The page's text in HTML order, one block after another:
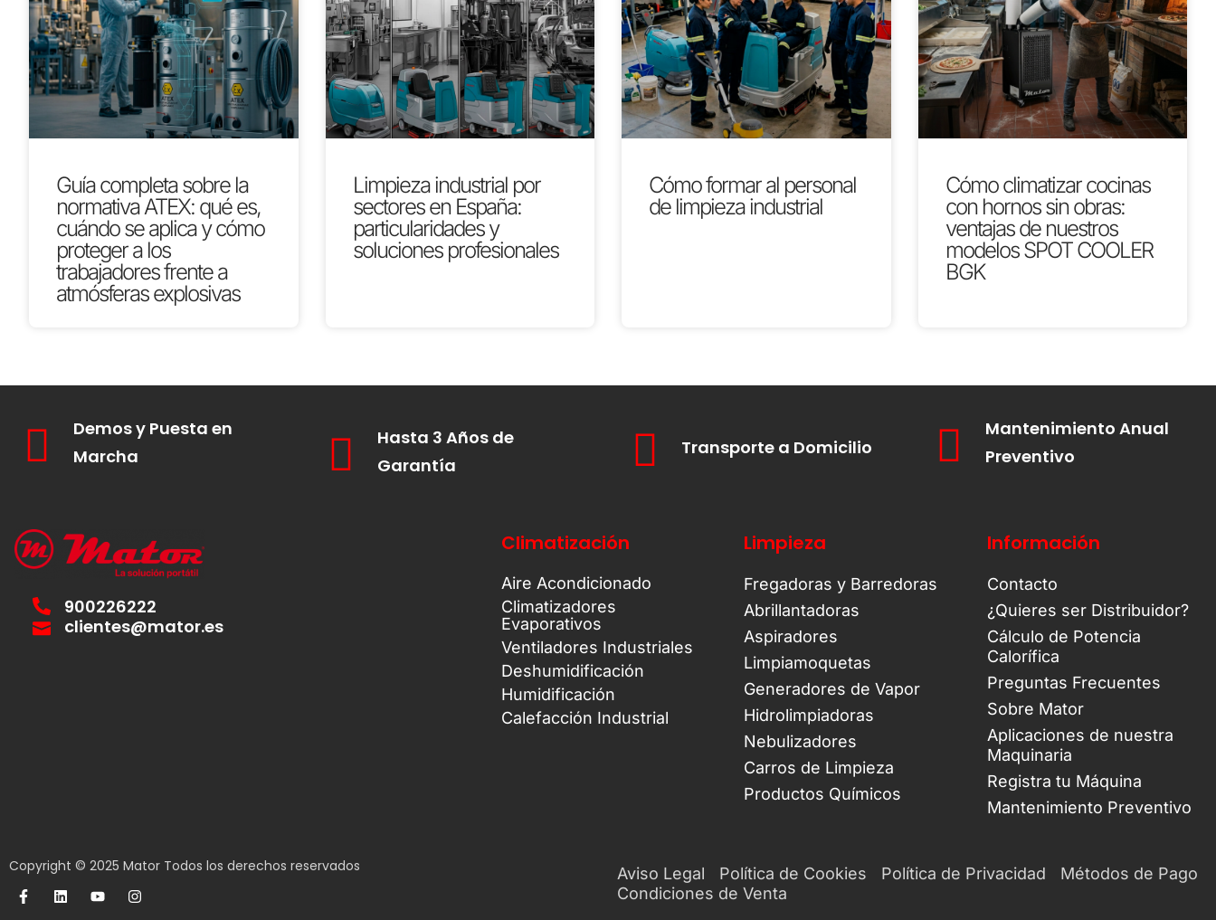
Guía completa sobre la
normativa ATEX: qué es,
cuándo se aplica y cómo
proteger a los
trabajadores frente a
atmósferas explosivas
Limpieza industrial por
sectores en España:
particularidades y
soluciones profesionales
Cómo formar al personal
de limpieza industrial
Cómo climatizar cocinas
con hornos sin obras:
ventajas de nuestros
modelos SPOT COOLER
BGK
Demos y Puesta en
Marcha
Hasta 3 Años de
Garantía
Transporte a Domicilio
Mantenimiento Anual
Preventivo
900226222
clientes@mator.es
Climatización
Aire Acondicionado
Climatizadores
Evaporativos
Ventiladores Industriales
Deshumidificación
Humidificación
Calefacción Industrial
Limpieza
Fregadoras y Barredoras
Abrillantadoras
Aspiradores
Limpiamoquetas
Generadores de Vapor
Hidrolimpiadoras
Nebulizadores
Carros de Limpieza
Productos Químicos
Información
Contacto
¿Quieres ser Distribuidor?
Cálculo de Potencia
Calorífica
Preguntas Frecuentes
Sobre Mator
Aplicaciones de nuestra
Maquinaria
Registra tu Máquina
Mantenimiento Preventivo
Copyright © 2025 Mator Todos los derechos reservados Aviso Legal Política de Cookies Política de Privacidad
Métodos de Pago
Condiciones de Venta